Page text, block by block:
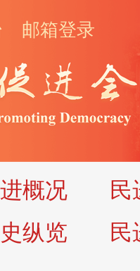
邮箱登录
概况
民
纵览 民